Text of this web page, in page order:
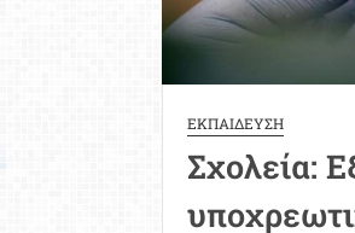
ΕΚΠΑΙΔΕΥΣΗ
Σχολεία: